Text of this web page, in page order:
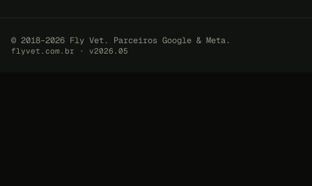
© 2018–2026 Fly Vet. Parceiros Google & Meta.
flyvet.com.br · v2026.05